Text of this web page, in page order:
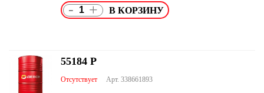
- +
Арт. 338661893
Отсутствует
55184 Р